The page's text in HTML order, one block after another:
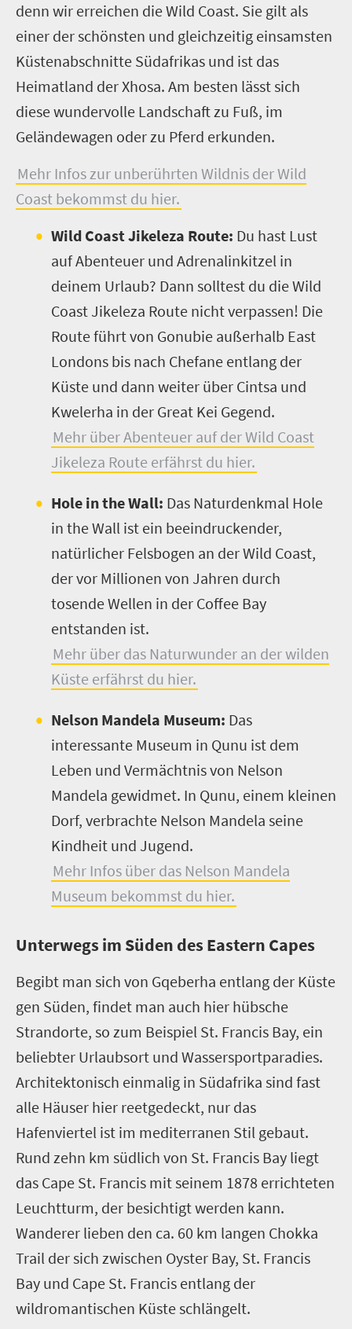
denn wir erreichen die Wild Coast. Sie gilt als
einer der schönsten und gleichzeitig einsamsten
Küstenabschnitte Südafrikas und ist das
Heimatland der Xhosa. Am besten lässt sich
diese wundervolle Landschaft zu Fuß, im
Geländewagen oder zu Pferd erkunden.
Mehr Infos zur unberührten Wildnis der Wild
Coast bekommst du hier.
Wild Coast Jikeleza Route: Du hast Lust
auf Abenteuer und Adrenalinkitzel in
deinem Urlaub? Dann solltest du die Wild
Coast Jikeleza Route nicht verpassen! Die
Route führt von Gonubie außerhalb East
Londons bis nach Chefane entlang der
Küste und dann weiter über Cintsa und
Kwelerha in der Great Kei Gegend.
Mehr über Abenteuer auf der Wild Coast
Jikeleza Route erfährst du hier.
Hole in the Wall: Das Naturdenkmal Hole
in the Wall ist ein beeindruckender,
natürlicher Felsbogen an der Wild Coast,
der vor Millionen von Jahren durch
tosende Wellen in der Coffee Bay
entstanden ist.
Mehr über das Naturwunder an der wilden
Küste erfährst du hier.
Nelson Mandela Museum: Das
interessante Museum in Qunu ist dem
Leben und Vermächtnis von Nelson
Mandela gewidmet. In Qunu, einem kleinen
Dorf, verbrachte Nelson Mandela seine
Kindheit und Jugend.
Mehr Infos über das Nelson Mandela
Museum bekommst du hier.
Unterwegs im Süden des Eastern Capes
Begibt man sich von Gqeberha entlang der Küste
gen Süden, findet man auch hier hübsche
Strandorte, so zum Beispiel St. Francis Bay, ein
beliebter Urlaubsort und Wassersportparadies.
Architektonisch einmalig in Südafrika sind fast
alle Häuser hier reetgedeckt, nur das
Hafenviertel ist im mediterranen Stil gebaut.
Rund zehn km südlich von St. Francis Bay liegt
das Cape St. Francis mit seinem 1878 errichteten
Leuchtturm, der besichtigt werden kann.
Wanderer lieben den ca. 60 km langen Chokka
Trail der sich zwischen Oyster Bay, St. Francis
Bay und Cape St. Francis entlang der
wildromantischen Küste schlängelt.